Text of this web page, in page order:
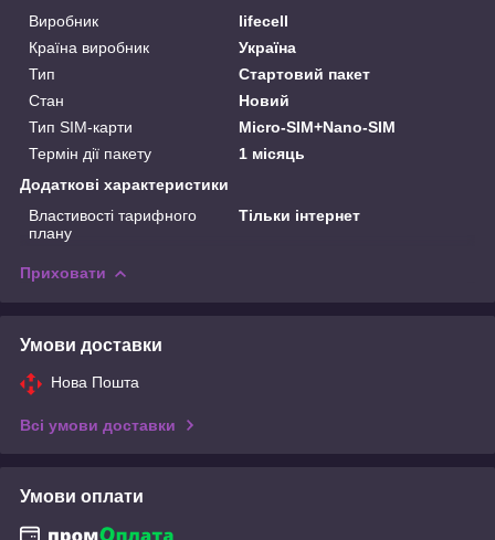
Виробник
lifecell
Країна виробник
Україна
Тип
Стартовий пакет
Стан
Новий
Тип SIM-карти
Micro-SIM+Nano-SIM
Термін дії пакету
1 місяць
Додаткові характеристики
Властивості тарифного
плану
Тільки інтернет
Приховати
Умови доставки
Нова Пошта
Всі умови доставки
Умови оплати